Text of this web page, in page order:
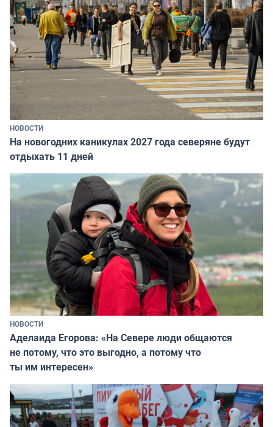
НОВОСТИ
На новогодних каникулах 2027 года северяне будут
отдыхать 11 дней
НОВОСТИ
Аделаида Егорова: «На Севере люди общаются
не потому, что это выгодно, а потому что
ты им интересен»